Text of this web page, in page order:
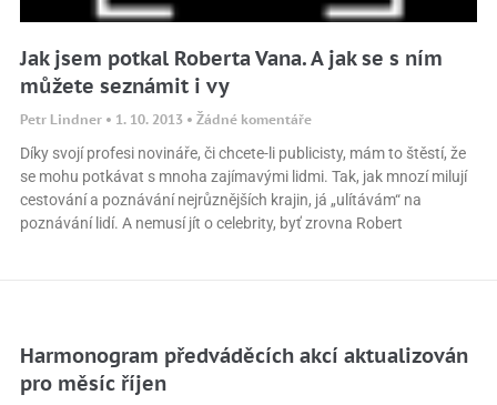
Jak jsem potkal Roberta Vana. A jak se s ním
můžete seznámit i vy
Petr Lindner 1. 10. 2013 Žádné komentáře
Díky svojí profesi novináře, či chcete-li publicisty, mám to štěstí, že
se mohu potkávat s mnoha zajímavými lidmi. Tak, jak mnozí milují
cestování a poznávání nejrůznějších krajin, já „ulítávám“ na
poznávání lidí. A nemusí jít o celebrity, byť zrovna Robert
Harmonogram předváděcích akcí aktualizován
pro měsíc říjen